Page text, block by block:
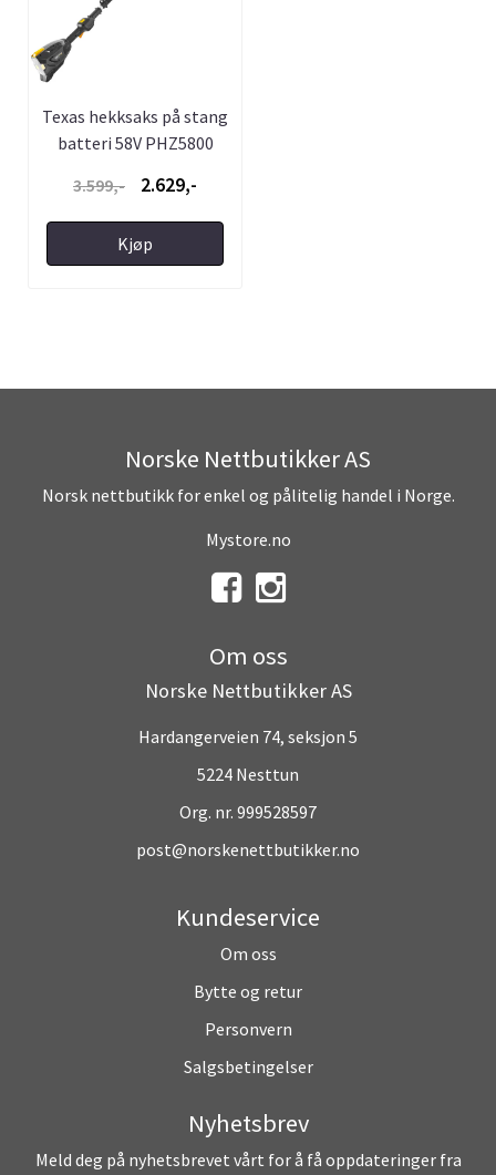
Texas hekksaks på stang
batteri 58V PHZ5800
3.599,- 2.629,-
Kjøp
Norske Nettbutikker AS
Norsk nettbutikk for enkel og pålitelig handel i Norge.
Mystore.no
Om oss
Norske Nettbutikker AS
Hardangerveien 74, seksjon 5
5224 Nesttun
Org. nr. 999528597
post@norskenettbutikker.no
Kundeservice
Om oss
Bytte og retur
Personvern
Salgsbetingelser
Nyhetsbrev
Meld deg på nyhetsbrevet vårt for å få oppdateringer fra